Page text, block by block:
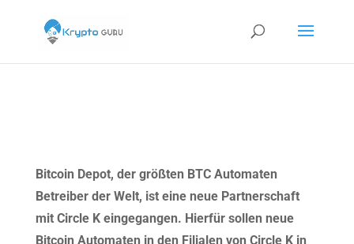
Bitcoin Depot, der größten BTC Automaten
Betreiber der Welt, ist eine neue Partnerschaft
mit Circle K eingegangen. Hierfür sollen neue
Bitcoin Automaten in den Filialen von Circle K in